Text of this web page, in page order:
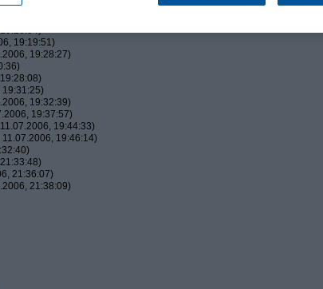
19:19:51)
19:28:27)
19:31:25)
19:32:39)
19:37:57)
19:44:33)
11.07.2006, 19:46:14)
21:36:07)
21:38:09)